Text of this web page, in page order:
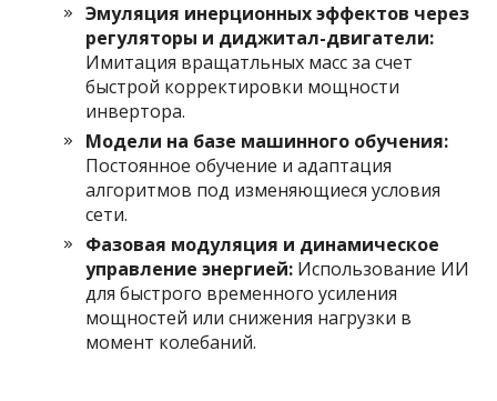
Эмуляция инерционных эффектов через
регуляторы и диджитал-двигатели:
Имитация вращатльных масс за счет
быстрой корректировки мощности
инвертора.
Модели на базе машинного обучения:
Постоянное обучение и адаптация
алгоритмов под изменяющиеся условия
сети.
Фазовая модуляция и динамическое
управление энергией: Использование ИИ
для быстрого временного усиления
мощностей или снижения нагрузки в
момент колебаний.